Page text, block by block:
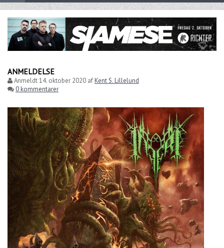
ANMELDELSE
Anmeldt14. oktober 2020 afKent S. Lillelund
0 kommentarer